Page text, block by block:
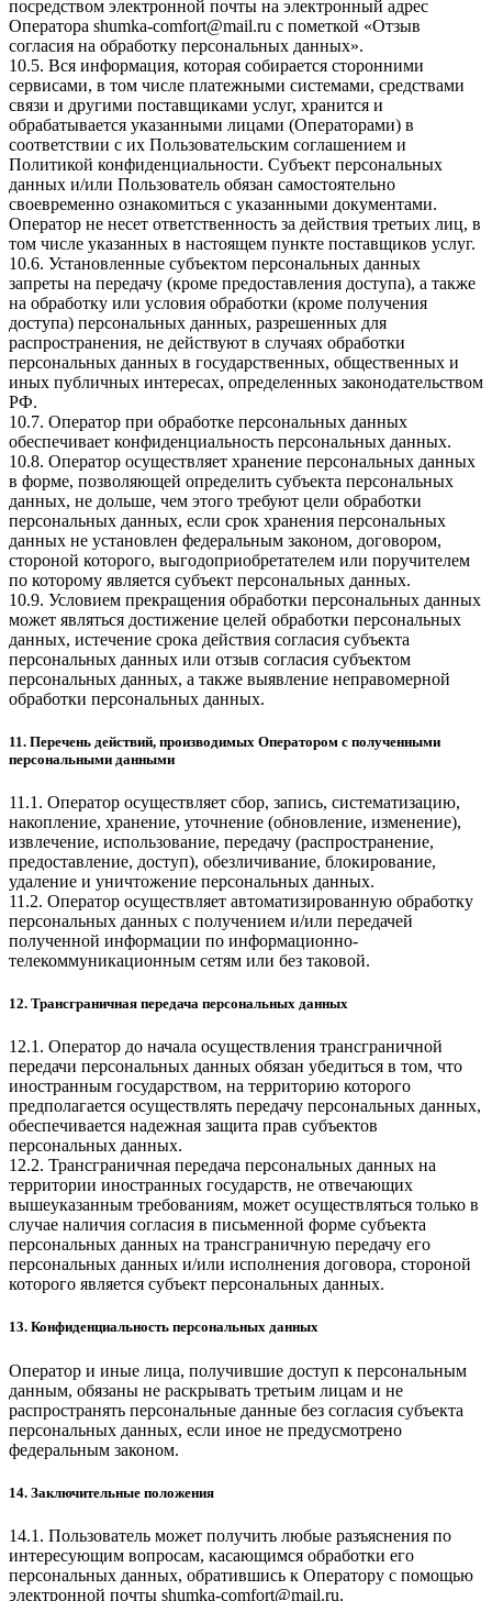
посредством электронной почты на электронный адрес
Оператора shumka-comfort@mail.ru с пометкой «Отзыв
согласия на обработку персональных данных».
10.5. Вся информация, которая собирается сторонними
сервисами, в том числе платежными системами, средствами
связи и другими поставщиками услуг, хранится и
обрабатывается указанными лицами (Операторами) в
соответствии с их Пользовательским соглашением и
Политикой конфиденциальности. Субъект персональных
данных и/или Пользователь обязан самостоятельно
своевременно ознакомиться с указанными документами.
Оператор не несет ответственность за действия третьих лиц, в
том числе указанных в настоящем пункте поставщиков услуг.
10.6. Установленные субъектом персональных данных
запреты на передачу (кроме предоставления доступа), а также
на обработку или условия обработки (кроме получения
доступа) персональных данных, разрешенных для
распространения, не действуют в случаях обработки
персональных данных в государственных, общественных и
иных публичных интересах, определенных законодательством
РФ.
10.7. Оператор при обработке персональных данных
обеспечивает конфиденциальность персональных данных.
10.8. Оператор осуществляет хранение персональных данных
в форме, позволяющей определить субъекта персональных
данных, не дольше, чем этого требуют цели обработки
персональных данных, если срок хранения персональных
данных не установлен федеральным законом, договором,
стороной которого, выгодоприобретателем или поручителем
по которому является субъект персональных данных.
10.9. Условием прекращения обработки персональных данных
может являться достижение целей обработки персональных
данных, истечение срока действия согласия субъекта
персональных данных или отзыв согласия субъектом
персональных данных, а также выявление неправомерной
обработки персональных данных.
11. Перечень действий, производимых Оператором с полученными
персональными данными
11.1. Оператор осуществляет сбор, запись, систематизацию,
накопление, хранение, уточнение (обновление, изменение),
извлечение, использование, передачу (распространение,
предоставление, доступ), обезличивание, блокирование,
удаление и уничтожение персональных данных.
11.2. Оператор осуществляет автоматизированную обработку
персональных данных с получением и/или передачей
полученной информации по информационно-
телекоммуникационным сетям или без таковой.
12. Трансграничная передача персональных данных
12.1. Оператор до начала осуществления трансграничной
передачи персональных данных обязан убедиться в том, что
иностранным государством, на территорию которого
предполагается осуществлять передачу персональных данных,
обеспечивается надежная защита прав субъектов
персональных данных.
12.2. Трансграничная передача персональных данных на
территории иностранных государств, не отвечающих
вышеуказанным требованиям, может осуществляться только в
случае наличия согласия в письменной форме субъекта
персональных данных на трансграничную передачу его
персональных данных и/или исполнения договора, стороной
которого является субъект персональных данных.
13. Конфиденциальность персональных данных
Оператор и иные лица, получившие доступ к персональным
данным, обязаны не раскрывать третьим лицам и не
распространять персональные данные без согласия субъекта
персональных данных, если иное не предусмотрено
федеральным законом.
14. Заключительные положения
14.1. Пользователь может получить любые разъяснения по
интересующим вопросам, касающимся обработки его
персональных данных, обратившись к Оператору с помощью
электронной почты shumka-comfort@mail.ru.